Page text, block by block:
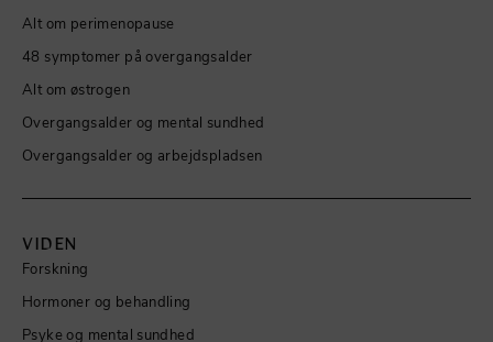
Alt om perimenopause
48 symptomer på overgangsalder
Alt om østrogen
Overgangsalder og mental sundhed
Overgangsalder og arbejdspladsen
VIDEN
Forskning
Hormoner og behandling
Psyke og mental sundhed